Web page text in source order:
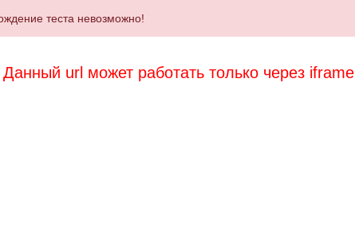
теста невозможно!
Данный url может работать только через iframe